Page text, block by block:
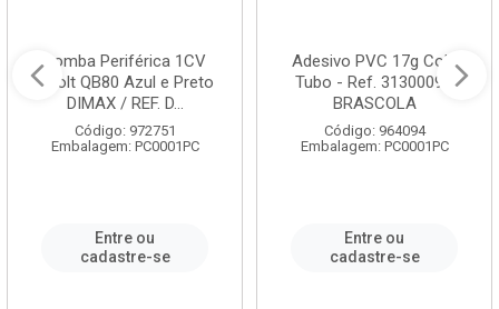
Bomba Periférica 1CV
Bivolt QB80 Azul e Preto
DIMAX / REF. D...
Código: 972751
Embalagem: PC0001PC
Entre ou
cadastre-se
Adesivo PVC 17g Cola
Tubo - Ref. 3130009 -
BRASCOLA
Código: 964094
Embalagem: PC0001PC
Entre ou
cadastre-se